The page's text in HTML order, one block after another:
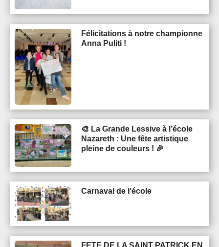
Félicitations à notre championne
Anna Puliti !
🎨 La Grande Lessive à l’école
Nazareth : Une fête artistique
pleine de couleurs ! 🎉
Carnaval de l’école
FETE DE LA SAINT PATRICK EN